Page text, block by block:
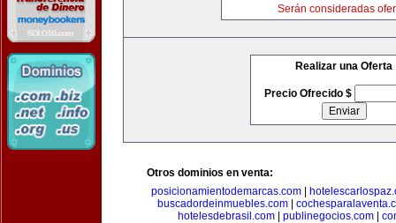
Serán consideradas
Realizar una Oferta
Precio Ofrecido $
Otros dominios en venta:
posicionamientodemarcas.com|
buscadordeinmuebles.com
hotelesdebrasil.com
publinegocios.com